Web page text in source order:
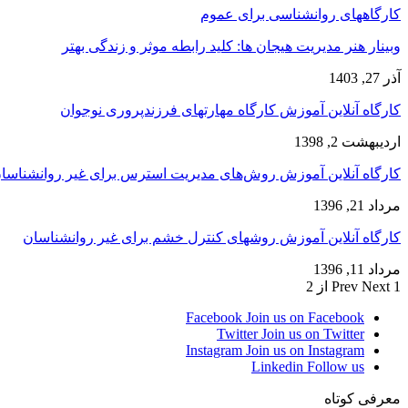
کارگاههای روانشناسی برای عموم
وبینار هنر مدیریت هیجان ها: کلید رابطه موثر و زندگی بهتر
آذر 27, 1403
کارگاه آنلاین آموزش کارگاه مهارتهای فرزندپروری نوجوان
اردیبهشت 2, 1398
کارگاه آنلاین آموزش روش‌های مدیریت استرس برای غیر
مرداد 21, 1396
کارگاه آنلاین آموزش روشهای کنترل خشم برای غیر روانشناسان
مرداد 11, 1396
Prev Next 1 از 2
Facebook Join us on Facebook
Twitter Join us on Twitter
Instagram Join us on Instagram
Linkedin Follow us
معرفی کوتاه